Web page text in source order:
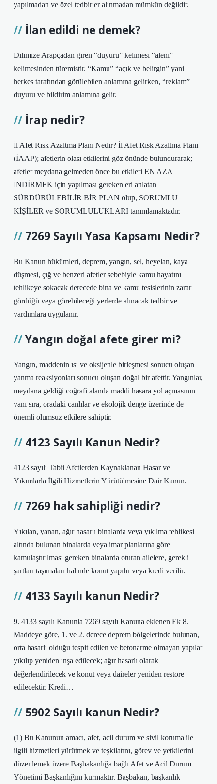
yapılmadan ve özel tedbirler alınmadan mümkün değildir.
İlan edildi ne demek?
Dilimize Arapçadan giren “duyuru” kelimesi “aleni”
kelimesinden türemiştir. “Kamu” “açık ve belirgin” yani
herkes tarafından görülebilen anlamına gelirken, “reklam”
duyuru ve bildirim anlamına gelir.
İrap nedir?
İl Afet Risk Azaltma Planı Nedir? İl Afet Risk Azaltma Planı
(İAAP); afetlerin olası etkilerini göz önünde bulundurarak;
afetler meydana gelmeden önce bu etkileri EN AZA
İNDİRMEK için yapılması gerekenleri anlatan
SÜRDÜRÜLEBİLİR BİR PLAN olup, SORUMLU
KİŞİLER ve SORUMLULUKLARI tanımlamaktadır.
7269 Sayılı Yasa Kapsamı Nedir?
Bu Kanun hükümleri, deprem, yangın, sel, heyelan, kaya
düşmesi, çığ ve benzeri afetler sebebiyle kamu hayatını
tehlikeye sokacak derecede bina ve kamu tesislerinin zarar
gördüğü veya görebileceği yerlerde alınacak tedbir ve
yardımlara uygulanır.
Yangın doğal afete girer mi?
Yangın, maddenin ısı ve oksijenle birleşmesi sonucu oluşan
yanma reaksiyonları sonucu oluşan doğal bir afettir. Yangınlar,
meydana geldiği coğrafi alanda maddi hasara yol açmasının
yanı sıra, oradaki canlılar ve ekolojik denge üzerinde de
önemli olumsuz etkilere sahiptir.
4123 Sayılı Kanun Nedir?
4123 sayılı Tabii Afetlerden Kaynaklanan Hasar ve
Yıkımlarla İlgili Hizmetlerin Yürütülmesine Dair Kanun.
7269 hak sahipliği nedir?
Yıkılan, yanan, ağır hasarlı binalarda veya yıkılma tehlikesi
altında bulunan binalarda veya imar planlarına göre
kamulaştırılması gereken binalarda oturan ailelere, gerekli
şartları taşımaları halinde konut yapılır veya kredi verilir.
4133 Sayılı kanun Nedir?
9. 4133 sayılı Kanunla 7269 sayılı Kanuna eklenen Ek 8.
Maddeye göre, 1. ve 2. derece deprem bölgelerinde bulunan,
orta hasarlı olduğu tespit edilen ve betonarme olmayan yapılar
yıkılıp yeniden inşa edilecek; ağır hasarlı olarak
değerlendirilecek ve konut veya daireler yeniden restore
edilecektir. Kredi…
5902 Sayılı kanun Nedir?
(1) Bu Kanunun amacı, afet, acil durum ve sivil koruma ile
ilgili hizmetleri yürütmek ve teşkilatını, görev ve yetkilerini
düzenlemek üzere Başbakanlığa bağlı Afet ve Acil Durum
Yönetimi Başkanlığını kurmaktır. Başbakan, başkanlık